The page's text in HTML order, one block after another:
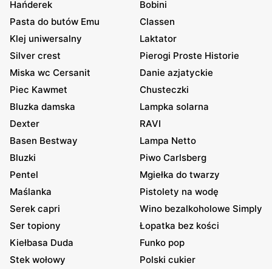
Hańderek
Bobini
Pasta do butów Emu
Classen
Klej uniwersalny
Laktator
Silver crest
Pierogi Proste Historie
Miska wc Cersanit
Danie azjatyckie
Piec Kawmet
Chusteczki
Bluzka damska
Lampka solarna
Dexter
RAVI
Basen Bestway
Lampa Netto
Bluzki
Piwo Carlsberg
Pentel
Mgiełka do twarzy
Maślanka
Pistolety na wodę
Serek capri
Wino bezalkoholowe Simply
Ser topiony
Łopatka bez kości
Kiełbasa Duda
Funko pop
Stek wołowy
Polski cukier